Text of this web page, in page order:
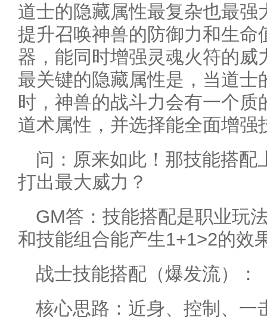
道士的隐藏属性最复杂也最强
提升召唤神兽的防御力和生命
器，能同时增强灵魂火符的威
最关键的隐藏属性是，当道士
时，神兽的战斗力会有一个
道术属性，并选择能全面增强
问：原来如此！那技能搭配
打出最大威力？
GM答：技能搭配是职业玩
和技能组合能产生1+1>2的效
战士技能搭配（爆发流）：
核心思路：近身、控制、一